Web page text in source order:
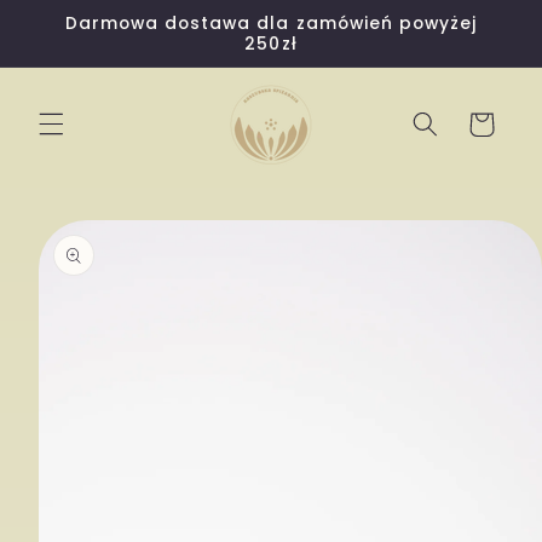
Darmowa dostawa dla zamówień powyżej
250zł
Koszyk
przejść
do
informacji